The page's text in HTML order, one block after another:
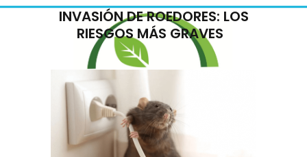
INVASIÓN DE ROEDORES: LOS
RIESGOS MÁS GRAVES